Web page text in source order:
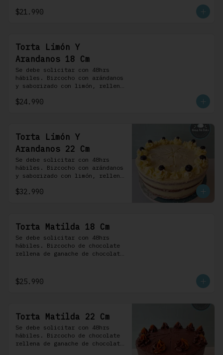
de leche cubierta con nuestra
$21.990
Torta Limón Y
Arandanos 18 Cm
Se debe solicitar con 48hrs
hábiles. Bizcocho con arándanos
y saborizado con limón, rellena
rojos y cubierta con un
$24.990
Torta Limón Y
Arandanos 22 Cm
Se debe solicitar con 48hrs
hábiles. Bizcocho con arándanos
y saborizado con limón, rellena
rojos y cubierta con un
$32.990
Torta Matilda 18 Cm
Se debe solicitar con 48hrs
hábiles. Bizcocho de chocolate
rellena de ganache de chocolate
chocolate.
$25.990
Torta Matilda 22 Cm
Se debe solicitar con 48hrs
hábiles. Bizcocho de chocolate
rellena de ganache de chocolate